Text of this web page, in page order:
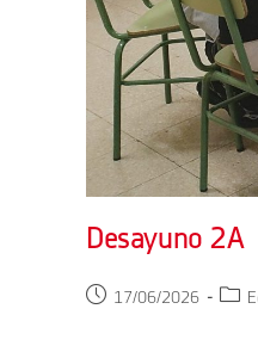
Desayuno 2A
Publicación
17/06/2026